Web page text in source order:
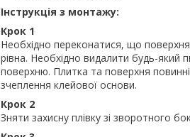
Інструкція з монтажу:
Крок 1
Необхідно переконатися, що
рівна. Необхідно видалити будь-який
поверхню. Плитка та поверхня
зчеплення клейової основи.
Крок 2
Зняти захисну плівку зі зворотного